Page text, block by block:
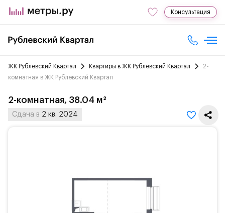
Консультация
ЖК Рублевский Квартал Квартиры в ЖК Рублевский Квартал
2-
комнатная в ЖК Рублевский Квартал
2-комнатная, 38.04 м²
Сдача в 2 кв. 2024